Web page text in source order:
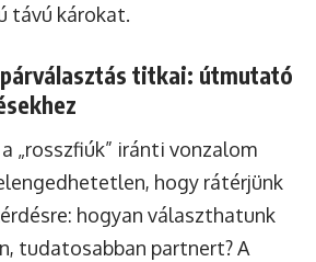
távú károkat.
párválasztás titkai: útmutató
„rosszfiúk” iránti vonzalom
hogy rátérjünk
hogyan választhatunk
tudatosabban partnert? A